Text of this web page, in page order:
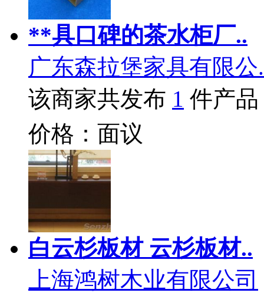
**具口碑的茶水柜厂..
广东森拉堡家具有限公
该商家共发布 1 件产品
价格：面议
白云杉板材 云杉板材..
上海鸿树木业有限公司